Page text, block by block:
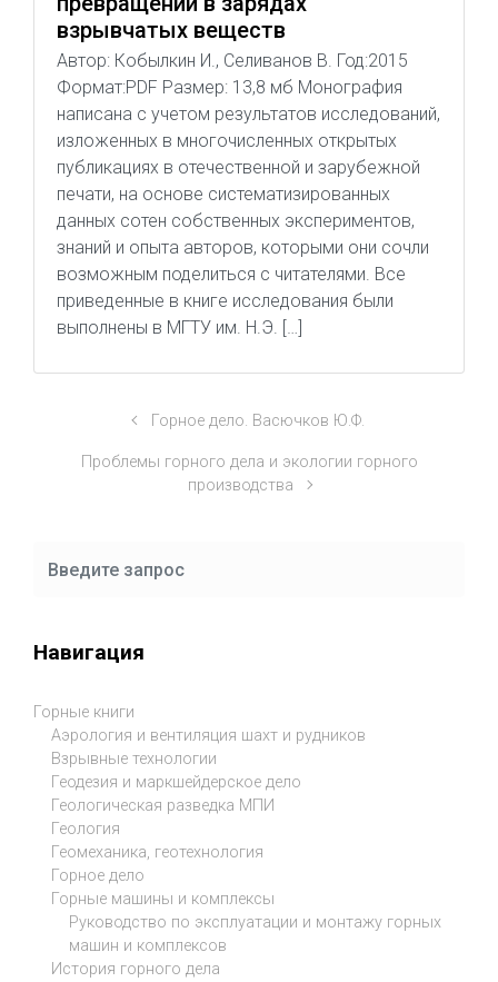
взрывчатых веществ
Автор: Кобылкин И., Селиванов В. Год:2015
Формат:PDF Размер: 13,8 мб Монография
написана с учетом результатов исследований,
изложенных в многочисленных открытых
публикациях в отечественной и зарубежной
печати, на основе систематизированных
данных сотен собственных экспериментов,
знаний и опыта авторов, которыми они сочли
возможным поделиться с читателями. Все
приведенные в книге исследования были
выполнены в МГТУ им. Н.Э. […]
Горное дело. Васючков Ю.Ф.
Проблемы горного дела и экологии горного
производства
Навигация
Горные книги
Аэрология и вентиляция шахт и рудников
Взрывные технологии
Геодезия и маркшейдерское дело
Геологическая разведка МПИ
Геология
Геомеханика, геотехнология
Горное дело
Горные машины и комплексы
Руководство по эксплуатации и монтажу горных
машин и комплексов
История горного дела